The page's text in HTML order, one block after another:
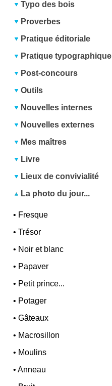
Typo des bois
Proverbes
Pratique éditoriale
Pratique typographique
Post-concours
Outils
Nouvelles internes
Nouvelles externes
Mes maîtres
Livre
Lieux de convivialité
La photo du jour...
• Fresque
•Trésor
• Noir et blanc
• Papaver
• Petit prince...
• Potager
•Gâteaux
• Macrosillon
• Moulins
•Anneau